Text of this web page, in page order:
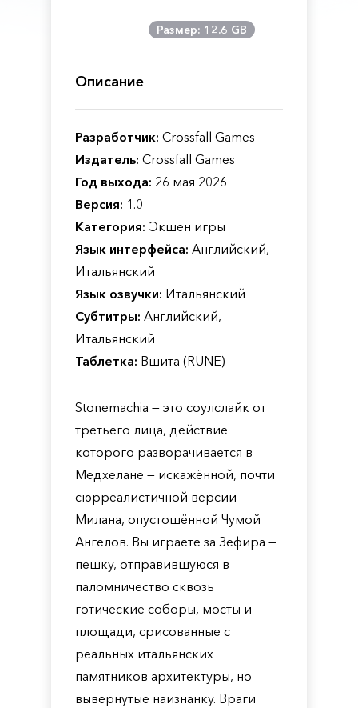
Размер: 12.6 GB
Описание
Разработчик: Crossfall Games
Издатель: Crossfall Games
Год выхода: 26 мая 2026
Версия: 1.0
Категория: Экшен игры
Язык интерфейса: Английский,
Итальянский
Язык озвучки: Итальянский
Субтитры: Английский,
Итальянский
Таблетка: Вшита (RUNE)
Stonemachia — это соулслайк от
третьего лица, действие
которого разворачивается в
Медхелане — искажённой, почти
сюрреалистичной версии
Милана, опустошённой Чумой
Ангелов. Вы играете за Зефира —
пешку, отправившуюся в
паломничество сквозь
готические соборы, мосты и
площади, срисованные с
реальных итальянских
памятников архитектуры, но
вывернутые наизнанку. Враги